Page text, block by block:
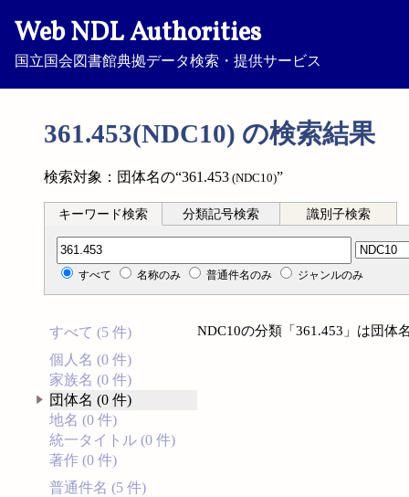
Web NDL Authorities
国立国会図書館典拠データ検索・提供サービス
361.453(NDC10) の検索結果
検索対象：団体名の“361.453 (NDC10)”
キーワード検索 分類記号検索 識別子検索
分類記号検索
すべて 名称のみ 普通件名のみ ジャンルのみ
すべて (5 件)
個人名 (0 件)
家族名 (0 件)
団体名 (0 件)
地名 (0 件)
統一タイトル (0 件)
著作 (0 件)
普通件名 (5 件)
NDC10の分類「361.453」は団体